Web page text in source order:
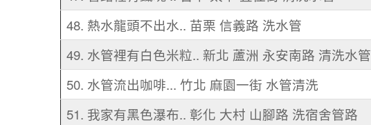
48. 熱水龍頭不出水.. 苗栗 信義路 洗水管
49. 水管裡有白色米粒.. 新北 蘆洲 永安南路 清洗水管
50. 水管流出咖啡... 竹北 麻園一街 水管清洗
51. 我家有黑色瀑布.. 彰化 大村 山腳路 洗宿舍管路